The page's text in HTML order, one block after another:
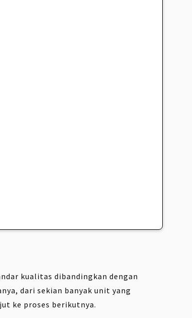
kualitas dibandingkan dengan
dari sekian banyak unit yang
ke proses berikutnya.